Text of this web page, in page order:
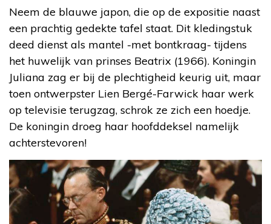
Neem de blauwe japon, die op de expositie naast
een prachtig gedekte tafel staat. Dit kledingstuk
deed dienst als mantel -met bontkraag- tijdens
het huwelijk van prinses Beatrix (1966). Koningin
Juliana zag er bij de plechtigheid keurig uit, maar
toen ontwerpster Lien Bergé-Farwick haar werk
op televisie terugzag, schrok ze zich een hoedje.
De koningin droeg haar hoofddeksel namelijk
achterstevoren!